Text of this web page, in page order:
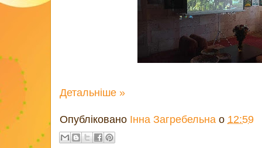
Детальніше »
Опубліковано Інна Загребельна о 12:59